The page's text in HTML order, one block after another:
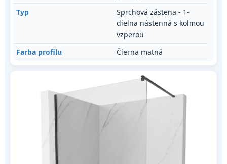
Typ
Sprchová zástena - 1-
dielna nástenná s kolmou
vzperou
Farba profilu
Čierna matná